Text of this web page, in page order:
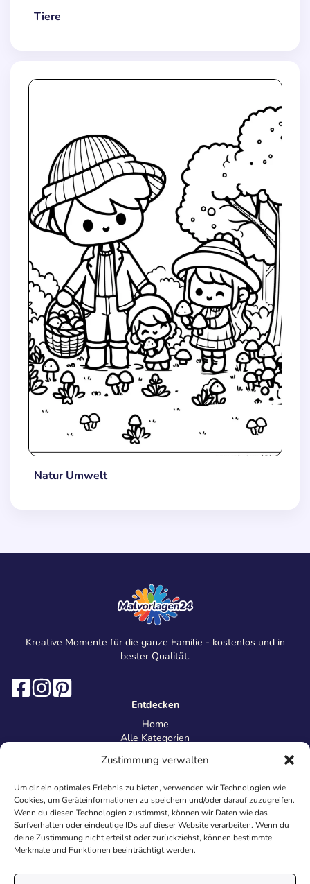
Zustimmung verwalten
Um dir ein optimales Erlebnis zu bieten, verwenden wir Technologien wie
Cookies, um Geräteinformationen zu speichern und/oder darauf zuzugreifen.
Wenn du diesen Technologien zustimmst, können wir Daten wie das
Surfverhalten oder eindeutige IDs auf dieser Website verarbeiten. Wenn du
deine Zustimmung nicht erteilst oder zurückziehst, können bestimmte
Merkmale und Funktionen beeinträchtigt werden.
Tiere
Natur Umwelt
Kreative Momente für die ganze Familie - kostenlos und in
bester Qualität.
Entdecken
Home
Alle Kategorien
Information
Über uns
Kontakt
Inhaltsrichtlinien
Recht & Datenschutz
Impressum
AGB